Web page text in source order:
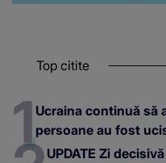
Top citite
Ucraina continuă să
persoane au fost
UPDATE Zi